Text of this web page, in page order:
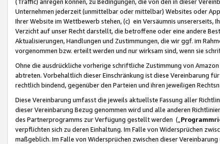
(Traffic) anregen können, zu Bedingungen, die von den in dieser
Unternehmen jederzeit (unmittelbar oder mittelbar) Websites oder
Ihrer Website im Wettbewerb stehen, (c) ein Versäumnis unsererseits,
Verzicht auf unser Recht darstellt, die betroffene oder eine andere
Aktualisierungen, Handlungen und Zustimmungen, die wir ggf. im
vorgenommen bzw. erteilt werden und nur wirksam sind, wenn sie
Ohne die ausdrückliche vorherige schriftliche Zustimmung von
abtreten. Vorbehaltlich dieser Einschränkung ist diese Vereinbarung
rechtlich bindend, gegenüber den Parteien und ihren jeweiligen
Diese Vereinbarung umfasst die jeweils aktuellste Fassung aller
dieser Vereinbarung Bezug genommen wird und alle anderen
des Partnerprogramms zur Verfügung gestellt werden („
verpflichten sich zu deren Einhaltung. Im Falle von Widersprüchen
maßgeblich. Im Falle von Widersprüchen zwischen dieser